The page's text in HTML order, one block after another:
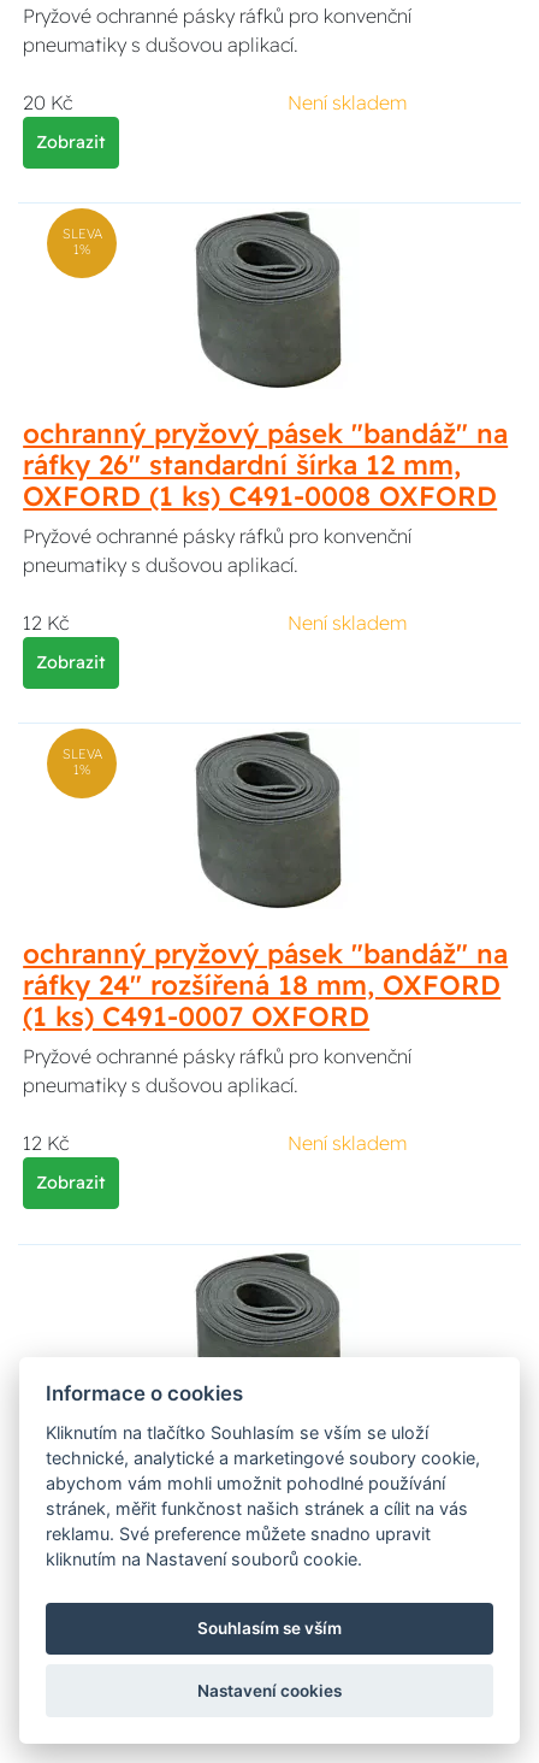
Pryžové ochranné pásky ráfků pro konvenční
pneumatiky s dušovou aplikací.
20 Kč Není skladem
Zobrazit
SLEVA
1%
ochranný pryžový pásek "bandáž" na
ráfky 26" standardní šírka 12 mm,
OXFORD (1 ks) C491-0008 OXFORD
Pryžové ochranné pásky ráfků pro konvenční
pneumatiky s dušovou aplikací.
12 Kč Není skladem
Zobrazit
SLEVA
1%
ochranný pryžový pásek "bandáž" na
ráfky 24" rozšířená 18 mm, OXFORD
(1 ks) C491-0007 OXFORD
Pryžové ochranné pásky ráfků pro konvenční
pneumatiky s dušovou aplikací.
12 Kč Není skladem
Zobrazit
ochranný pryžový pásek "bandáž" na
ráfky 20" rozšířená 18 mm, OXFORD
(1 ks) C491-0006 OXFORD
pneumatiky s dušovou aplikací.
Informace o cookies
Kliknutím na tlačítko Souhlasím se vším se uloží
technické, analytické a marketingové soubory cookie,
abychom vám mohli umožnit pohodlné používání
stránek, měřit funkčnost našich stránek a cílit na vás
reklamu. Své preference můžete snadno upravit
kliknutím na Nastavení souborů cookie.
Souhlasím se vším
Nastavení cookies